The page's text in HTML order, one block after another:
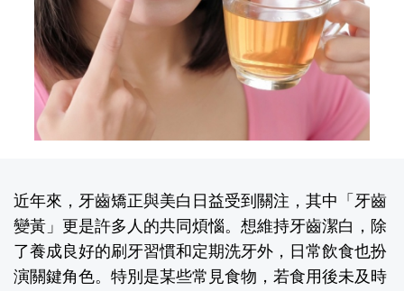
近年來，牙齒矯正與美白日益受到關注，其中「牙齒
變黃」更是許多人的共同煩惱。想維持牙齒潔白，除
了養成良好的刷牙習慣和定期洗牙外，日常飲食也扮
演關鍵角色。特別是某些常見食物，若食用後未及時